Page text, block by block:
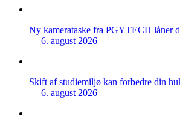
Ny kamerataske fra PGYTECH låner
6. august 2026
Skift af studiemiljø kan forbedre din
6. august 2026